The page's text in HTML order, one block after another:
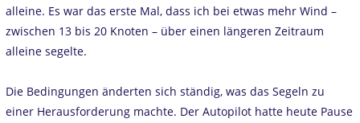
alleine. Es war das erste Mal, dass ich bei etwas mehr Wind –
zwischen 13 bis 20 Knoten – über einen längeren Zeitraum
alleine segelte.
Die Bedingungen änderten sich ständig, was das Segeln zu
einer Herausforderung machte. Der Autopilot hatte heute Pause